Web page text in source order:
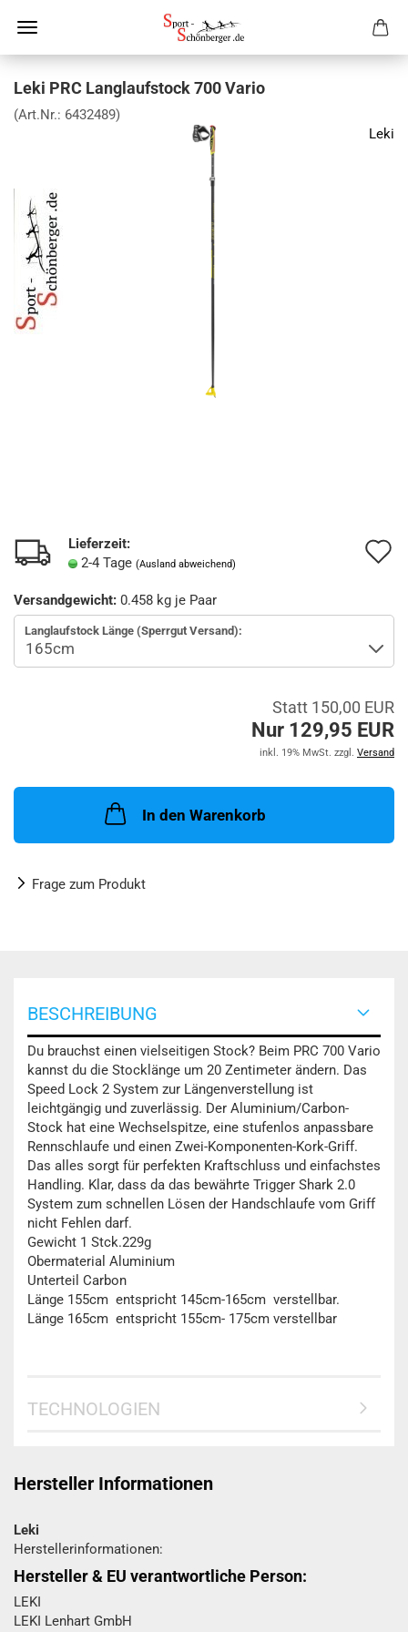
Leki PRC Langlaufstock 700 Vario
(Art.Nr.: 6432489)
Leki
Lieferzeit:
2-4 Tage (Ausland abweichend)
Versandgewicht: 0.458 kg je Paar
Langlaufstock Länge (Sperrgut Versand):
Statt 150,00 EUR
Nur 129,95 EUR
inkl. 19% MwSt. zzgl. Versand
In den Warenkorb
Frage zum Produkt
BESCHREIBUNG
Du brauchst einen vielseitigen Stock? Beim PRC 700 Vario
kannst du die Stocklänge um 20 Zentimeter ändern. Das
Speed Lock 2 System zur Längenverstellung ist
leichtgängig und zuverlässig. Der Aluminium/Carbon-
Stock hat eine Wechselspitze, eine stufenlos anpassbare
Rennschlaufe und einen Zwei-Komponenten-Kork-Griff.
Das alles sorgt für perfekten Kraftschluss und einfachstes
Handling. Klar, dass da das bewährte Trigger Shark 2.0
System zum schnellen Lösen der Handschlaufe vom Griff
nicht Fehlen darf.
Gewicht 1 Stck.229g
Obermaterial Aluminium
Unterteil Carbon
Länge 155cm entspricht 145cm-165cm verstellbar.
Länge 165cm entspricht 155cm- 175cm verstellbar
TECHNOLOGIEN
Hersteller Informationen
Leki
Herstellerinformationen:
Hersteller & EU verantwortliche Person:
LEKI
LEKI Lenhart GmbH